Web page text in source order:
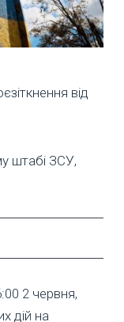
від
штабі ЗСУ,
2 червня,
дій на